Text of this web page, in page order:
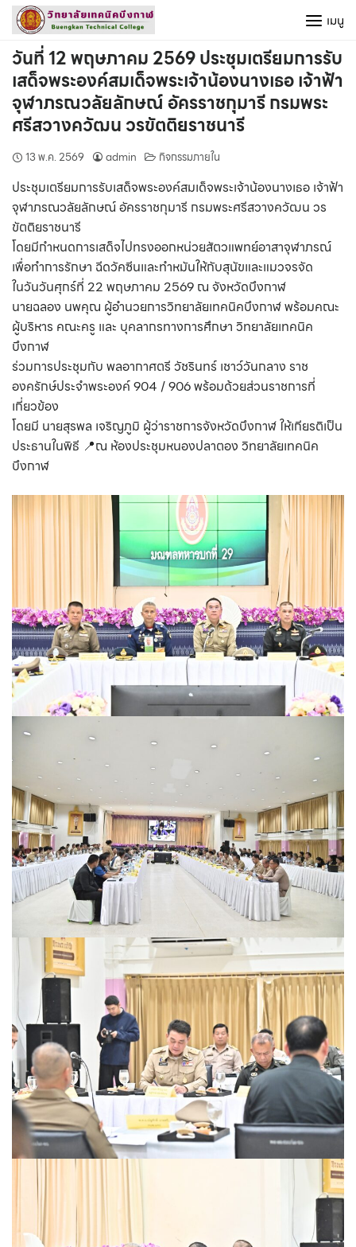
Skip
content
เมนู
วันที่ 12 พฤษภาคม 2569 ประชุมเตรียมการรับ
เสด็จพระองค์สมเด็จพระเจ้าน้องนางเธอ เจ้าฟ้า
จุฬาภรณวลัยลักษณ์ อัครราชกุมารี กรมพระ
ศรีสวางควัฒน วรขัตติยราชนารี
13 พ.ค. 2569 admin กิจกรรมภายใน
ประชุมเตรียมการรับเสด็จพระองค์สมเด็จพระเจ้าน้องนางเธอ เจ้าฟ้า
จุฬาภรณวลัยลักษณ์ อัครราชกุมารี กรมพระศรีสวางควัฒน วร
ขัตติยราชนารี
โดยมีกำหนดการเสด็จไปทรงออกหน่วยสัตวแพทย์อาสาจุฬาภรณ์
เพื่อทำการรักษา ฉีดวัคซีนและทำหมันให้กับสุนัขและแมวจรจัด
ในวันวันศุกร์ที่ 22 พฤษภาคม 2569 ณ จังหวัดบึงกาฬ
นายฉลอง นพคุณ ผู้อำนวยการวิทยาลัยเทคนิคบึงกาฬ พร้อมคณะ
ผู้บริหาร คณะครู และ บุคลากรทางการศึกษา วิทยาลัยเทคนิค
บึงกาฬ
ร่วมการประชุมกับ พลอากาศตรี วัชรินทร์ เชาว์วันกลาง ราช
องครักษ์ประจำพระองค์ 904 / 906 พร้อมด้วยส่วนราชการที่
เกี่ยวข้อง
โดยมี นายสุรพล เจริญภูมิ ผู้ว่าราชการจังหวัดบึงกาฬ ให้เกียรติเป็น
ประธานในพิธี 📍ณ ห้องประชุมหนองปลาตอง วิทยาลัยเทคนิค
บึงกาฬ